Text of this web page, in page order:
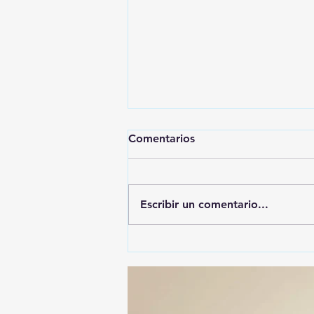
ELEGANCIA Y TRADICIÓN
Comentarios
Escribir un comentario...